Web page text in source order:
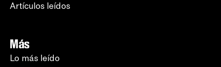
Artículos leídos
Más
Lo más leído